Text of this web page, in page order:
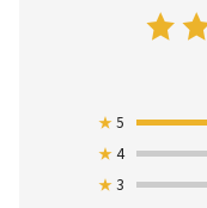
★5
★4
★3